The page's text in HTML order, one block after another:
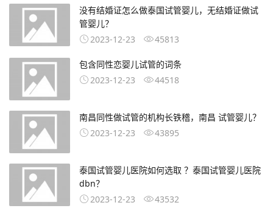
没有结婚证怎么做泰国试管婴儿，无结婚证做试
管婴儿？
2023-12-23
45813
包含同性恋婴儿试管的词条
2023-12-23
44518
南昌同性做试管的机构长铁稽，南昌 试管婴儿？
2023-12-23
43895
泰国试管婴儿医院如何选取 ？泰国试管婴儿医院
dbn？
2023-12-23
43532